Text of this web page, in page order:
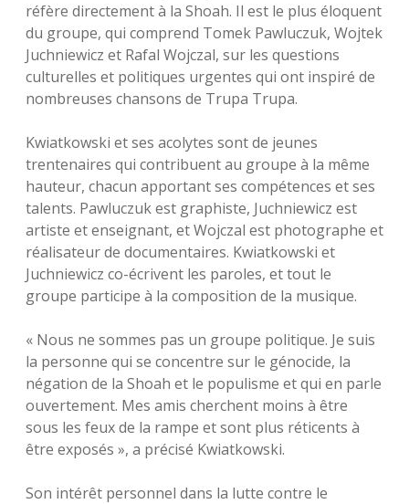
réfère directement à la Shoah. Il est le plus éloquent
du groupe, qui comprend Tomek Pawluczuk, Wojtek
Juchniewicz et Rafal Wojczal, sur les questions
culturelles et politiques urgentes qui ont inspiré de
nombreuses chansons de Trupa Trupa.
Kwiatkowski et ses acolytes sont de jeunes
trentenaires qui contribuent au groupe à la même
hauteur, chacun apportant ses compétences et ses
talents. Pawluczuk est graphiste, Juchniewicz est
artiste et enseignant, et Wojczal est photographe et
réalisateur de documentaires. Kwiatkowski et
Juchniewicz co-écrivent les paroles, et tout le
groupe participe à la composition de la musique.
« Nous ne sommes pas un groupe politique. Je suis
la personne qui se concentre sur le génocide, la
négation de la Shoah et le populisme et qui en parle
ouvertement. Mes amis cherchent moins à être
sous les feux de la rampe et sont plus réticents à
être exposés », a précisé Kwiatkowski.
Son intérêt personnel dans la lutte contre le